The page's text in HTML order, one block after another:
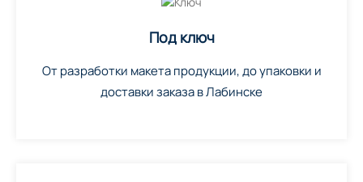
Под ключ
От разработки макета продукции, до упаковки и
доставки заказа в Лабинске